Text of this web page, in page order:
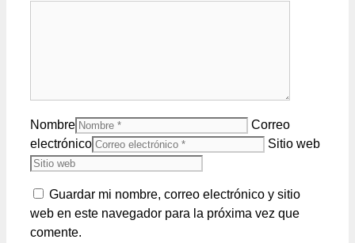
Nombre
Correo
electrónico
Sitio web
Guardar mi nombre, correo electrónico y sitio
web en este navegador para la próxima vez que
comente.